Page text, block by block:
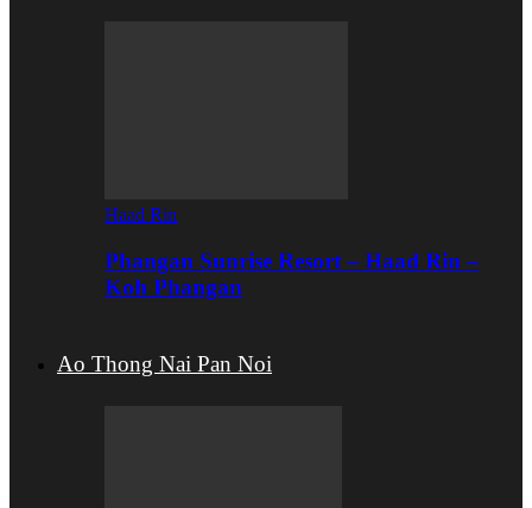
Haad Rin
Phangan Sunrise Resort – Haad Rin –
Koh Phangan
Ao Thong Nai Pan Noi